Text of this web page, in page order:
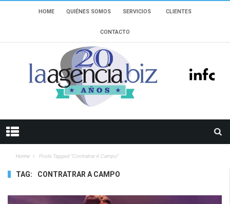
HOME QUIÉNES SOMOS SERVICIOS CLIENTES
CONTACTO
Home Posts Tagged "Contratrar A Campo"
TAG: CONTRATRAR A CAMPO